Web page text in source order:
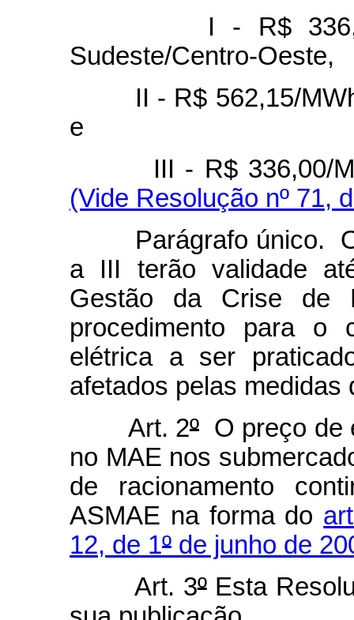
I - R$ 336,00/
Sudeste/Centro-Oeste,
II - R$ 562,15/MWh
e
III - R$ 336,00/
(Vide Resolução nº 71,
Parágrafo único. Os
a III terão validade
Gestão da Crise de
procedimento para o
elétrica a ser
afetados pelas medidas
Art. 2º O preço de
no MAE nos
de racionamento
ASMAE na forma do
12, de 1º de junho de
Art. 3ºEsta